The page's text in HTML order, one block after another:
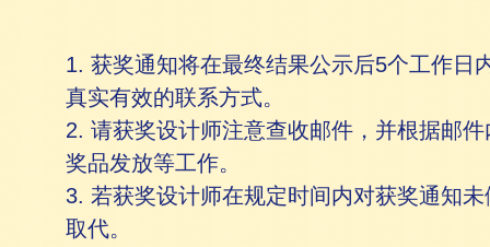
1. 获奖通知将在最终结果公示后5个工作日
真实有效的联系方式。
2. 请获奖设计师注意查收邮件，并根据邮
奖品发放等工作。
3. 若获奖设计师在规定时间内对获奖通知
取代。